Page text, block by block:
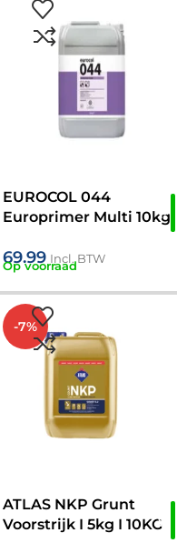
EUROCOL 044
Europrimer Multi 10kg
69.99 Incl. BTW
Op voorraad
-7%
ATLAS NKP Grunt
Voorstrijk I 5kg I 10KG